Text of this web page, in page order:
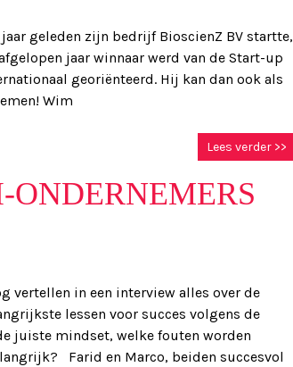
geleden zijn bedrijf BioscienZ BV startte,
jaar winnaar werd van de Start-up
georiënteerd. Hij kan dan ook als
Wim
Lees verder >>
vertellen in een interview alles over de
lessen voor succes volgens de
juiste mindset, welke fouten worden
Farid en Marco, beiden succesvol